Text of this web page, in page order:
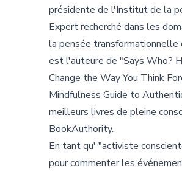
présidente de l'Institut de la
Expert recherché dans les
la pensée
est l'auteure de "Says Who?
Change the Way You Think
Mindfulness Guide to
meilleurs livres de pleine
BookAuthority.
En tant qu' "activiste
pour commenter les